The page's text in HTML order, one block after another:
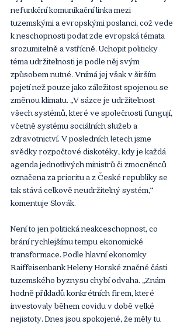
nefunkční komunikační linka mezi
tuzemskými a evropskými poslanci, což vede
k neschopnosti podat zde evropská témata
srozumitelně a vstřícně. Uchopit politicky
téma udržitelnosti je podle něj svým
způsobem nutné. Vnímá jej však v širším
pojetí než pouze jako záležitost spojenou se
změnou klimatu. „V sázce je udržitelnost
všech systémů, které ve společnosti fungují,
včetně systému sociálních služeb a
zdravotnictví. V posledních letech jsme
svědky rozpočtové diskotéky, kdy je každá
agenda jednotlivých ministrů či zmocněnců
označena za prioritu a z České republiky se
tak stává celkově neudržitelný systém,“
komentuje Slovák.
Není to jen politická neakceschopnost, co
brání rychlejšímu tempu ekonomické
transformace. Podle hlavní ekonomky
Raiffeisenbank Heleny Horské značné části
tuzemského byznysu chybí odvaha. „Znám
hodně příkladů konkrétních firem, které
investovaly během covidu v době velké
nejistoty. Dnes jsou spokojené, že měly tu